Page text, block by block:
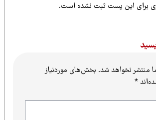
این پست ثبت نشده است.
نخواهد شد.بخش‌های موردنیاز
*